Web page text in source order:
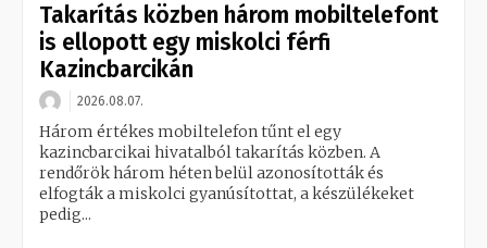
Takarítás közben három mobiltelefont
is ellopott egy miskolci férfi
Kazincbarcikán
2026.08.07.
Három értékes mobiltelefon tűnt el egy
kazincbarcikai hivatalból takarítás közben. A
rendőrök három héten belül azonosították és
elfogták a miskolci gyanúsítottat, a készülékeket
pedig...